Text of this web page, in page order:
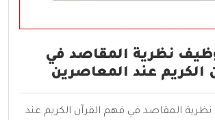
نظرية المقاصد في
الكريم عند المعاصرين
المقاصد في فهم القرآن الكريم عند